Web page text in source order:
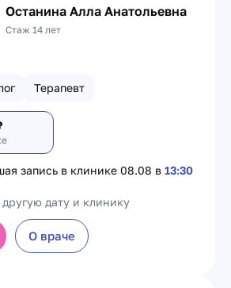
Останина Алла Анатольевна
Стаж 14 лет
Терапевт
запись в клинике 08.08 в 13:30
дату и клинику
О враче